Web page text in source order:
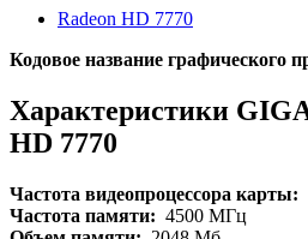
Radeon HD 7770
Кодовое название графического
Характеристики
HD 7770
Частота видеопроцессора карты:
Частота памяти: 4500 МГц